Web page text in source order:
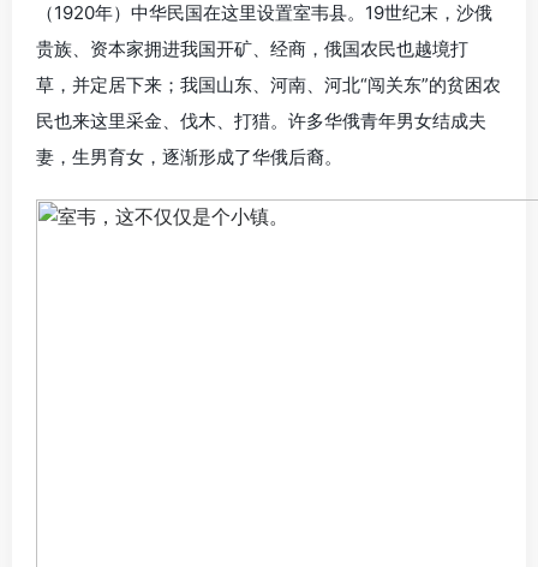
（1920年）中华民国在这里设置室韦县。19世纪末，沙俄
贵族、资本家拥进我国开矿、经商，俄国农民也越境打
草，并定居下来；我国山东、河南、河北“闯关东”的贫困农
民也来这里采金、伐木、打猎。许多华俄青年男女结成夫
妻，生男育女，逐渐形成了华俄后裔。